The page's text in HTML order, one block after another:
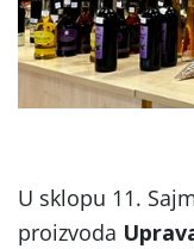
U sklopu 11.
proizvoda